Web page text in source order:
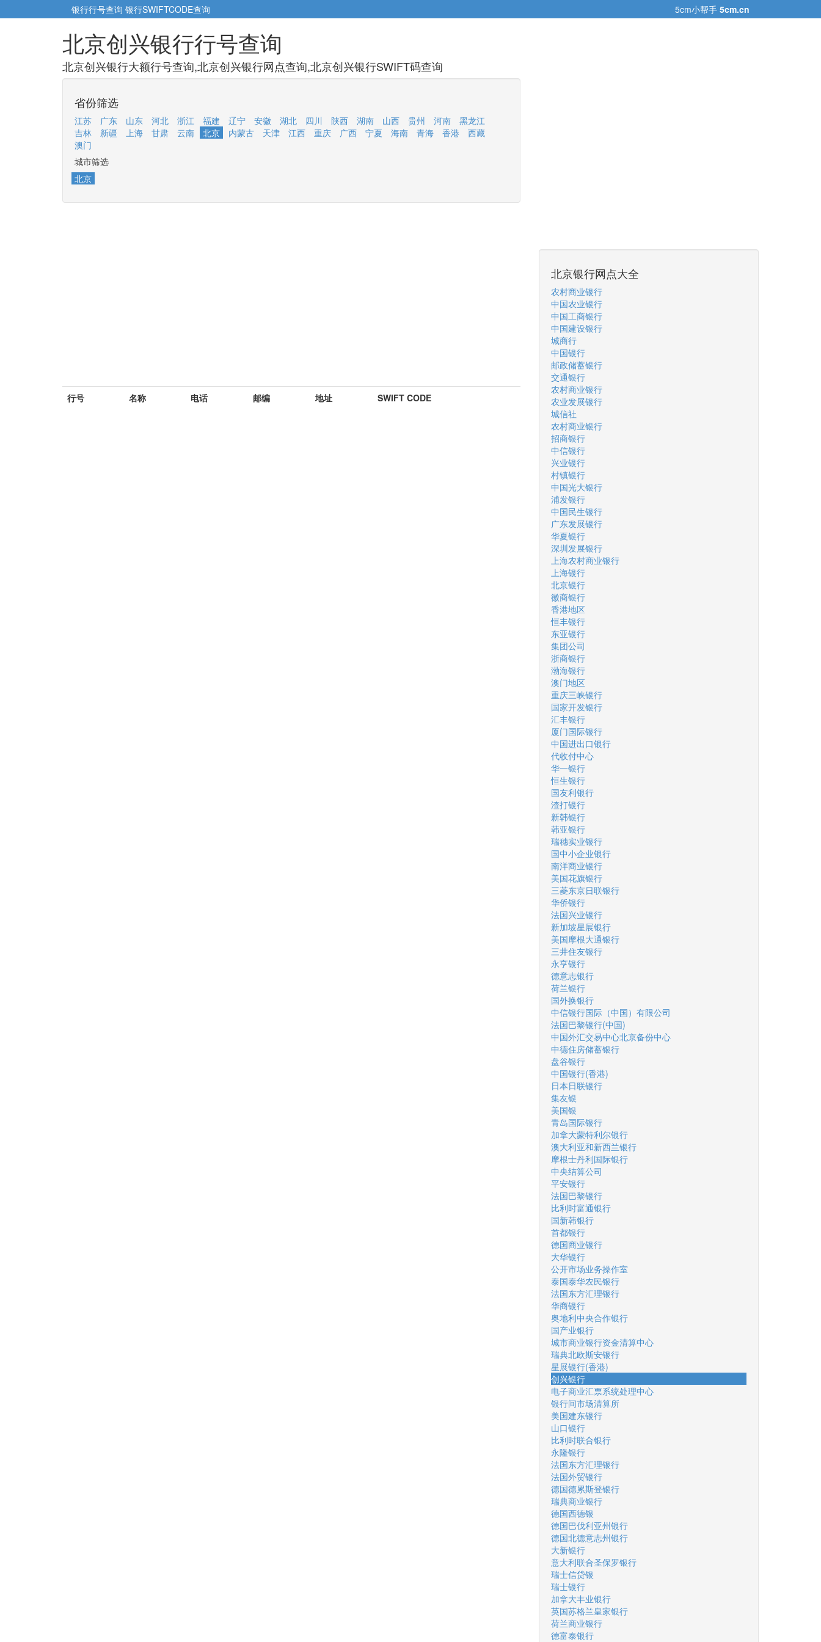
银行行号查询 银行SWIFTCODE查询 5cm小帮手 5cm.cn
北京创兴银行行号查询
北京创兴银行大额行号查询,北京创兴银行网点查询,北京创兴银行SWIFT码查询
省份筛选
江苏 广东 山东 河北 浙江 福建 辽宁 安徽 湖北 四川 陕西 湖南 山西 贵州 河南
黑龙江
吉林
新疆 上海 甘肃 云南 北京 内蒙古 天津 江西 重庆 广西 宁夏 海南 青海 香港
西藏
澳门
城市筛选
北京
行号 名称 电话 邮编 地址 SWIFT CODE
北京银行网点大全
农村商业银行
中国农业银行
中国工商银行
中国建设银行
城商行
中国银行
邮政储蓄银行
交通银行
农村商业银行
农业发展银行
城信社
农村商业银行
招商银行
中信银行
兴业银行
村镇银行
中国光大银行
浦发银行
中国民生银行
广东发展银行
华夏银行
深圳发展银行
上海农村商业银行
上海银行
北京银行
徽商银行
香港地区
恒丰银行
东亚银行
集团公司
浙商银行
渤海银行
澳门地区
重庆三峡银行
国家开发银行
汇丰银行
厦门国际银行
中国进出口银行
代收付中心
华一银行
恒生银行
国友利银行
渣打银行
新韩银行
韩亚银行
瑞穗实业银行
国中小企业银行
南洋商业银行
美国花旗银行
三菱东京日联银行
华侨银行
法国兴业银行
新加坡星展银行
美国摩根大通银行
三井住友银行
永亨银行
德意志银行
荷兰银行
国外换银行
中信银行国际（中国）有限公司
法国巴黎银行(中国)
中国外汇交易中心北京备份中心
中德住房储蓄银行
盘谷银行
中国银行(香港)
日本日联银行
集友银
美国银
青岛国际银行
加拿大蒙特利尔银行
澳大利亚和新西兰银行
摩根士丹利国际银行
中央结算公司
平安银行
法国巴黎银行
比利时富通银行
国新韩银行
首都银行
德国商业银行
大华银行
公开市场业务操作室
泰国泰华农民银行
法国东方汇理银行
华商银行
奥地利中央合作银行
国产业银行
城市商业银行资金清算中心
瑞典北欧斯安银行
星展银行(香港)
创兴银行
电子商业汇票系统处理中心
银行间市场清算所
美国建东银行
山口银行
比利时联合银行
永隆银行
法国东方汇理银行
法国外贸银行
德国德累斯登银行
瑞典商业银行
德国西德银
德国巴伐利亚州银行
德国北德意志州银行
大新银行
意大利联合圣保罗银行
瑞士信贷银
瑞士银行
加拿大丰业银行
英国苏格兰皇家银行
荷兰商业银行
德富泰银行